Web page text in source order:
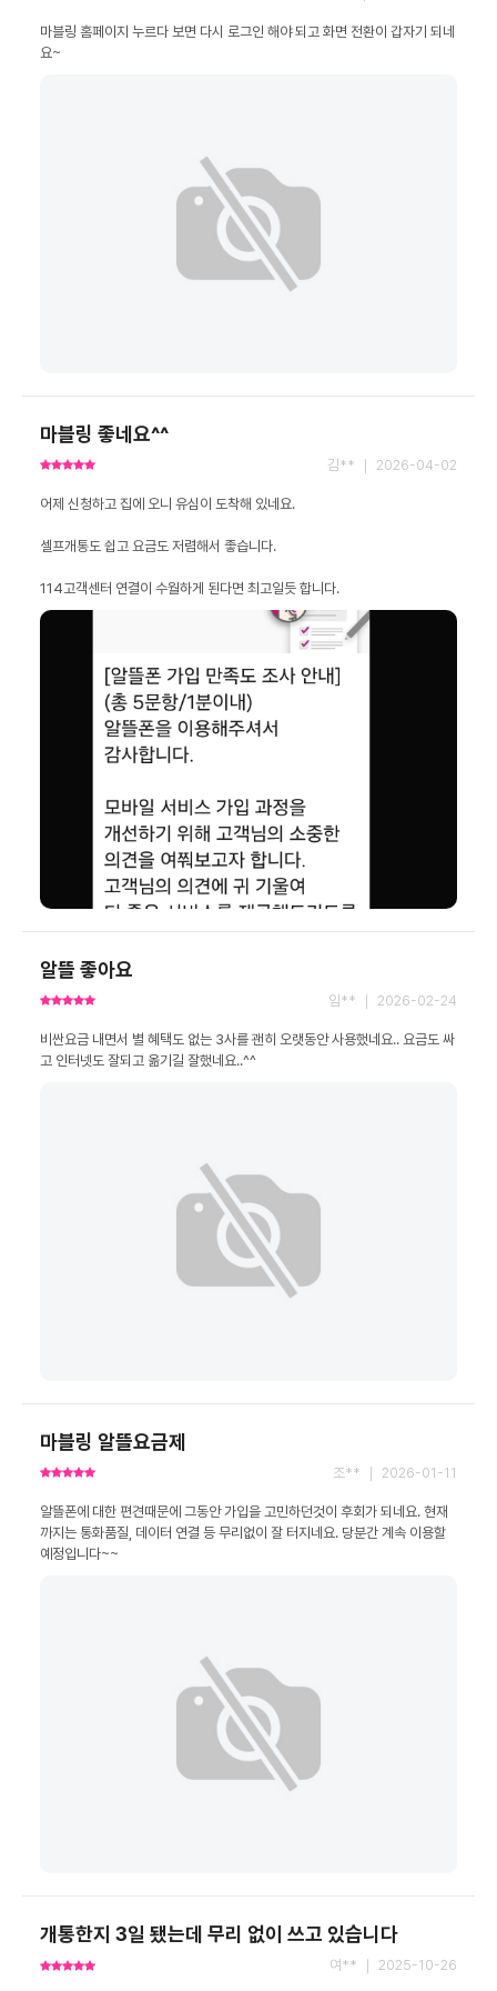
마블링 홈페이지 누르다 보면 다시 로그인 해야 되고 화면 전환이 갑자기 되네
요~
마블링 좋네요^^
김** ｜ 2026-04-02
114고객센터 연결이 수월하게 된다면 최고일듯 합니다.
알뜰 좋아요
임** ｜ 2026-02-24
비싼요금 내면서 별 혜택도 없는 3사를 괜히 오랫동안 사용했네요.. 요금도 싸
고 인터넷도 잘되고 옮기길 잘했네요..^^
마블링 알뜰요금제
조** ｜ 2026-01-11
알뜰폰에 대한 편견때문에 그동안 가입을 고민하던것이 후회가 되네요. 현재
까지는 통화품질, 데이터 연결 등 무리없이 잘 터지네요. 당분간 계속 이용할
예정입니다~~
개통한지 3일 됐는데 무리 없이 쓰고 있습니다
여** ｜ 2025-10-26